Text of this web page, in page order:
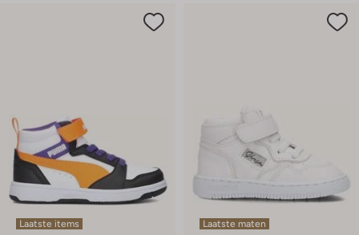
Laatste items
Laatste maten